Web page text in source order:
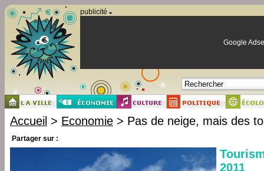
publicité
Google
Accueil > Economie > Pas de neige, mais des
Partager sur :
2011
Panneau de gestion des cookies